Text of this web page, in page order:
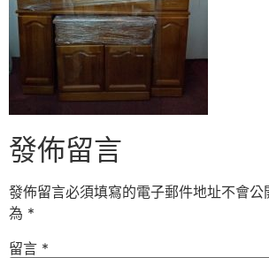
發佈留言
發佈留言必須填寫的電子郵件地址不會公
為 *
留言 *